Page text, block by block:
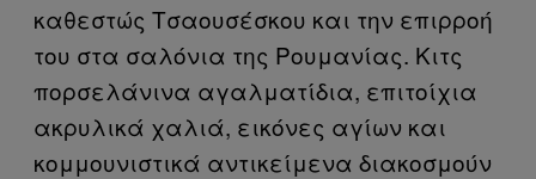
καθεστώς Τσαουσέσκου και την επιρροή
του στα σαλόνια της Ρουμανίας. Κιτς
πορσελάνινα αγαλματίδια, επιτοίχια
ακρυλικά χαλιά, εικόνες αγίων και
κομμουνιστικά αντικείμενα διακοσμούν